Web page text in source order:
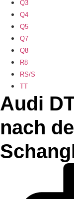
Q3
Q4
Q5
Q7
Q8
R8
RS/S
TT
Audi
nach